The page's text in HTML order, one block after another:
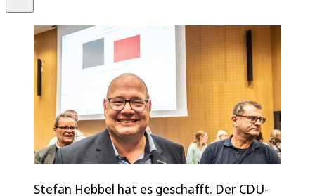
Stefan Hebbel hat es geschafft. Der CDU-